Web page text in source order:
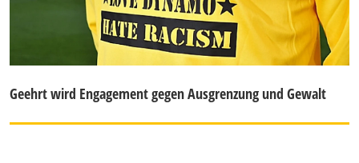
Geehrt wird Engagement gegen Ausgrenzung und Gewalt